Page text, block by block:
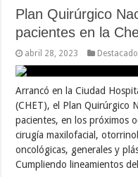
Plan Quirúrgico
pacientes en la
abril 28, 2023
Arrancó en la Ciudad
(CHET), el Plan Quirúrgico
pacientes, en los próximos
cirugía maxilofacial,
oncológicas, generales y
Cumpliendo lineamientos